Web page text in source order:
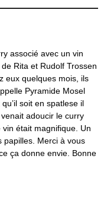
associé avec un vin
Rita et Rudolf Trossen
eux quelques mois, ils
Pyramide Mosel
soit en spatlese il
adoucir le curry
vin était magnifique. Un
papilles. Merci à vous
ça donne envie. Bonne